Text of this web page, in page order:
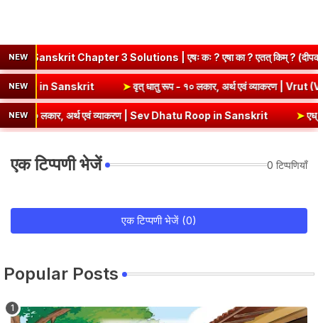
NEW Chapter 3 Solutions | एषः कः ? एषा का ? एतत् किम् ? (दीपकम)
NEW
Kri Dhatu Roop in Sanskrit ➤वृत् धातु रूप - १० लकार, अर्थ एवं
NEW
लकार, अर्थ एवं व्याकरण | Sev Dhatu Roop in Sanskrit ➤एध् धातु
एक टिप्पणी भेजें 0 टिप्पणियाँ
एक टिप्पणी भेजें (0)
Popular Posts